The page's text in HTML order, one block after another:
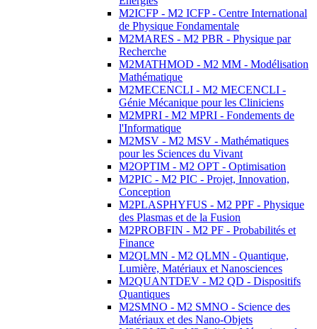
M2ICFP - M2 ICFP - Centre International
de Physique Fondamentale
M2MARES - M2 PBR - Physique par
Recherche
M2MATHMOD - M2 MM - Modélisation
Mathématique
M2MECENCLI - M2 MECENCLI -
Génie Mécanique pour les Cliniciens
M2MPRI - M2 MPRI - Fondements de
l'Informatique
M2MSV - M2 MSV - Mathématiques
pour les Sciences du Vivant
M2OPTIM - M2 OPT - Optimisation
M2PIC - M2 PIC - Projet, Innovation,
Conception
M2PLASPHYFUS - M2 PPF - Physique
des Plasmas et de la Fusion
M2PROBFIN - M2 PF - Probabilités et
Finance
M2QLMN - M2 QLMN - Quantique,
Lumière, Matériaux et Nanosciences
M2QUANTDEV - M2 QD - Dispositifs
Quantiques
M2SMNO - M2 SMNO - Science des
Matériaux et des Nano-Objets